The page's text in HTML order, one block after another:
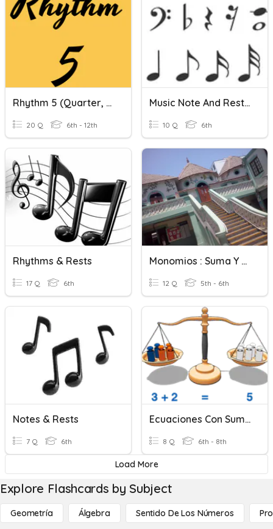
Rhythm 5 (Quarter, Eighth, Sixteenth, Rest)
20 Q 6th - 12th
Music Note And Rest Values
10 Q 6th
Rhythms & Rests
17 Q 6th
Monomios : Suma Y Resta
12 Q 5th - 6th
Notes & Rests
7 Q 6th
Ecuaciones Con Suma Y Resta
8 Q 6th - 8th
Load More
Explore Flashcards by Subject
Geometría Álgebra Sentido De Los Números